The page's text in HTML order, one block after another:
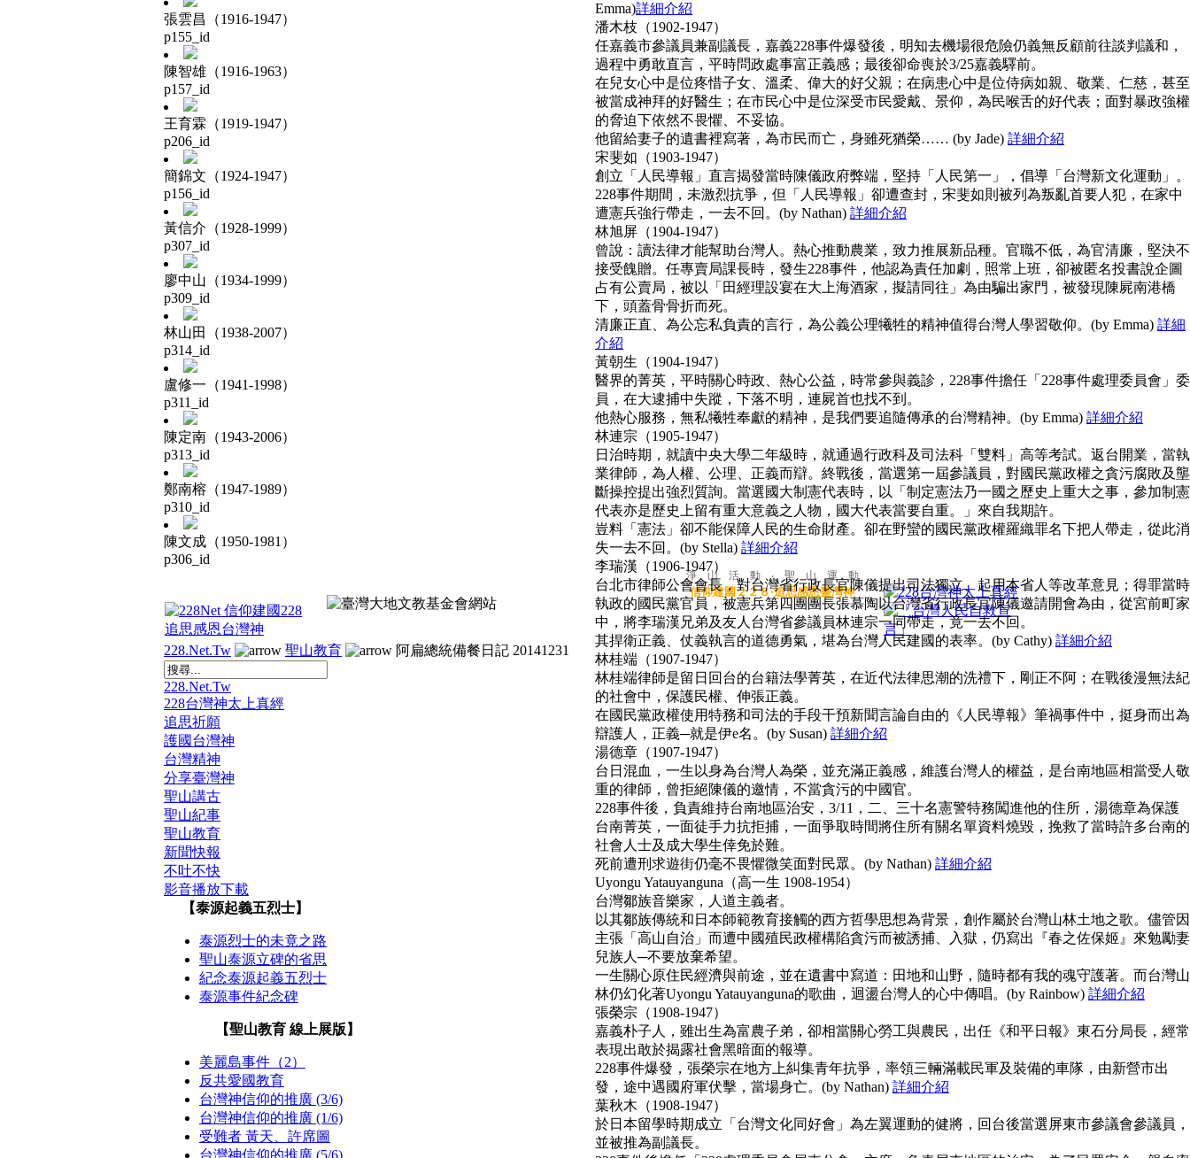
Emma)詳細介紹
潘木枝（1902-1947）
任嘉義市參議員兼副議長，嘉義228事件爆發後，明知去機場很危險仍義無反顧前往談判議和，
過程中勇敢直言，平時問政處事富正義感；最後卻命喪於3/25嘉義驛前。
在兒女心中是位疼惜子女、溫柔、偉大的好父親；在病患心中是位侍病如親、敬業、仁慈，甚至
被當成神拜的好醫生；在市民心中是位深受市民愛戴、景仰，為民喉舌的好代表；面對暴政強權
的脅迫下依然不畏懼、不妥協。
他留給妻子的遺書裡寫著，為市民而亡，身雖死猶榮…… (by Jade) 詳細介紹
宋斐如（1903-1947）
創立「人民導報」直言揭發當時陳儀政府弊端，堅持「人民第一」，倡導「台灣新文化運動」。
228事件期間，未激烈抗爭，但「人民導報」卻遭查封，宋斐如則被列為叛亂首要人犯，在家中
遭憲兵強行帶走，一去不回。(by Nathan) 詳細介紹
林旭屏（1904-1947）
曾說：讀法律才能幫助台灣人。熱心推動農業，致力推展新品種。官職不低，為官清廉，堅決不
接受餽贈。任專賣局課長時，發生228事件，他認為責任加劇，照常上班，卻被匿名投書說企圖
占有公賣局，被以「田經理設宴在大上海酒家，擬請同往」為由騙出家門，被發現陳屍南港橋
下，頭蓋骨骨折而死。
清廉正直、為公忘私負責的言行，為公義公理犧牲的精神值得台灣人學習敬仰。(by Emma) 詳細
介紹
黃朝生（1904-1947）
醫界的菁英，平時關心時政、熱心公益，時常參與義診，228事件擔任「228事件處理委員會」委
員，在大逮捕中失蹤，下落不明，連屍首也找不到。
他熱心服務，無私犧牲奉獻的精神，是我們要追隨傳承的台灣精神。(by Emma) 詳細介紹
林連宗（1905-1947）
日治時期，就讀中央大學二年級時，就通過行政科及司法科「雙料」高等考試。返台開業，當執
業律師，為人權、公理、正義而辯。終戰後，當選第一屆參議員，對國民黨政權之貪污腐敗及壟
斷操控提出強烈質詢。當選國大制憲代表時，以「制定憲法乃一國之歷史上重大之事，參加制憲
代表亦是歷史上留有重大意義之人物，國大代表當要自重。」來自我期許。
豈料「憲法」卻不能保障人民的生命財產。卻在野蠻的國民黨政權羅織罪名下把人帶走，從此消
失一去不回。(by Stella) 詳細介紹
李瑞漢（1906-1947）
台北市律師公會會長，對台灣省行政長官陳儀提出司法獨立、起用本省人等改革意見；得罪當時
執政的國民黨官員，被憲兵第四團團長張慕陶以台灣省行政長官陳儀邀請開會為由，從宮前町家
中，將李瑞漢兄弟及友人台灣省參議員林連宗一同帶走，竟一去不回。
其捍衛正義、仗義執言的道德勇氣，堪為台灣人民建國的表率。(by Cathy) 詳細介紹
林桂端（1907-1947）
林桂端律師是留日回台的台籍法學菁英，在近代法律思潮的洗禮下，剛正不阿；在戰後漫無法紀
的社會中，保護民權、伸張正義。
在國民黨政權使用特務和司法的手段干預新聞言論自由的《人民導報》筆禍事件中，挺身而出為
辯護人，正義─就是伊e名。(by Susan) 詳細介紹
湯德章（1907-1947）
台日混血，一生以身為台灣人為榮，並充滿正義感，維護台灣人的權益，是台南地區相當受人敬
重的律師，曾拒絕陳儀的邀情，不當貪污的中國官。
228事件後，負責維持台南地區治安，3/11，二、三十名憲警特務闖進他的住所，湯德章為保護
台南菁英，一面徒手力抗拒捕，一面爭取時間將住所有關名單資料燒毀，挽救了當時許多台南的
社會人士及成大學生倖免於難。
死前遭刑求遊街仍毫不畏懼微笑面對民眾。(by Nathan) 詳細介紹
Uyongu Yatauyanguna（高一生 1908-1954）
台灣鄒族音樂家，人道主義者。
以其鄒族傳統和日本師範教育接觸的西方哲學思想為背景，創作屬於台灣山林土地之歌。儘管因
主張「高山自治」而遭中國殖民政權構陷貪污而被誘捕、入獄，仍寫出『春之佐保姬』來勉勵妻
兒族人─不要放棄希望。
一生關心原住民經濟與前途，並在遺書中寫道：田地和山野，隨時都有我的魂守護著。而台灣山
林仍幻化著Uyongu Yatauyanguna的歌曲，迴盪台灣人的心中傳唱。(by Rainbow) 詳細介紹
張榮宗（1908-1947）
嘉義朴子人，雖出生為富農子弟，卻相當關心勞工與農民，出任《和平日報》東石分局長，經常
表現出敢於揭露社會黑暗面的報導。
228事件爆發，張榮宗在地方上糾集青年抗爭，率領三輛滿載民軍及裝備的車隊，由新營市出
發，途中遇國府軍伏擊，當場身亡。(by Nathan) 詳細介紹
葉秋木（1908-1947）
於日本留學時期成立「台灣文化同好會」為左翼運動的健將，回台後當選屏東市參議會參議員，
並被推為副議長。
張雲昌（1916-1947）
p155_id
陳智雄（1916-1963）
p157_id
王育霖（1919-1947）
p206_id
簡錦文（1924-1947）
p156_id
黃信介（1928-1999）
p307_id
廖中山（1934-1999）
p309_id
林山田（1938-2007）
p314_id
盧修一（1941-1998）
p311_id
陳定南（1943-2006）
p313_id
鄭南榕（1947-1989）
p310_id
陳文成（1950-1981）
p306_id
淨 山 活 動 ‧ 聖 山 運 動
信仰建國２２８‧追思感恩臺灣神
228.Net.Tw 聖山教育 阿扁總統備餐日記 20141231
228.Net.Tw
228台灣神太上真經
追思祈願
護國台灣神
台灣精神
分享臺灣神
聖山講古
聖山紀事
聖山教育
新聞快報
不吐不快
影音播放下載
【泰源起義五烈士】
泰源烈士的未竟之路
聖山泰源立碑的省思
紀念泰源起義五烈士
泰源事件紀念碑
【聖山教育 線上展版】
美麗島事件（2）
反共愛國教育
台灣神信仰的推廣 (3/6)
台灣神信仰的推廣 (1/6)
受難者 黃天、許席圖
台灣神信仰的推廣 (5/6)